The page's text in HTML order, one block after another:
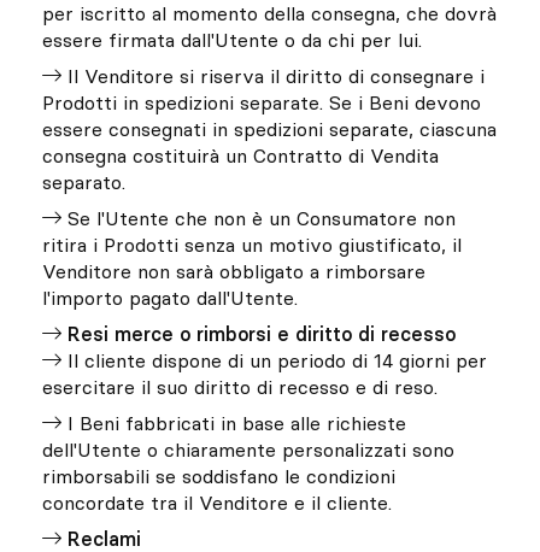
per iscritto al momento della consegna, che dovrà
essere firmata dall'Utente o da chi per lui.
Il Venditore si riserva il diritto di consegnare i
Prodotti in spedizioni separate. Se i Beni devono
essere consegnati in spedizioni separate, ciascuna
consegna costituirà un Contratto di Vendita
separato.
Se l'Utente che non è un Consumatore non
ritira i Prodotti senza un motivo giustificato, il
Venditore non sarà obbligato a rimborsare
l'importo pagato dall'Utente.
Resi merce o rimborsi e diritto di recesso
Il cliente dispone di un periodo di 14 giorni per
esercitare il suo diritto di recesso e di reso.
I Beni fabbricati in base alle richieste
dell'Utente o chiaramente personalizzati sono
rimborsabili se soddisfano le condizioni
concordate tra il Venditore e il cliente.
Reclami